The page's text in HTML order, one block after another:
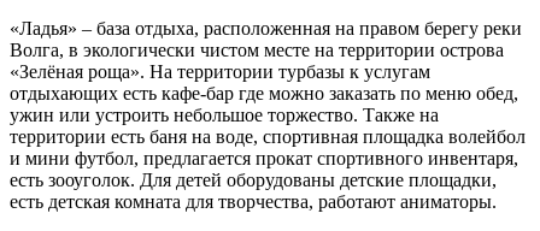
«Ладья» – база отдыха, расположенная на правом берегу реки
Волга, в экологически чистом месте на территории острова
«Зелёная роща». На территории турбазы к услугам
отдыхающих есть кафе-бар где можно заказать по меню обед,
ужин или устроить небольшое торжество. Также на
территории есть баня на воде, спортивная площадка волейбол
и мини футбол, предлагается прокат спортивного инвентаря,
есть зооуголок. Для детей оборудованы детские площадки,
есть детская комната для творчества, работают аниматоры.